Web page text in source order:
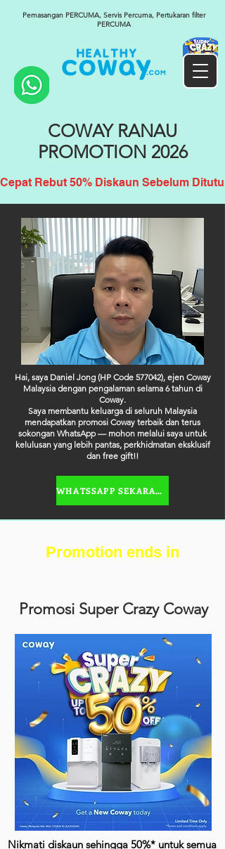
Pemasangan PERCUMA, Servis Percuma, Pertukaran filter
PERCUMA
COWAY RANAU
PROMOTION 2026
Cepat Rebut 50% Diskaun Sebelum
Hai, saya Daniel Jong (HP Code 577042), ejen Coway
Malaysia dengan pengalaman selama 6 tahun di
Coway.
Saya membantu keluarga di seluruh Malaysia
mendapatkan promosi Coway terbaik dan terus
sokongan WhatsApp — mohon melalui saya untuk
kelulusan yang lebih pantas, perkhidmatan eksklusif
dan free gift!!
WHATSSAPP SEKARANG
Promotion ends in
Promosi Super Crazy Coway
Nikmati diskaun sehingga 50%* untuk semua